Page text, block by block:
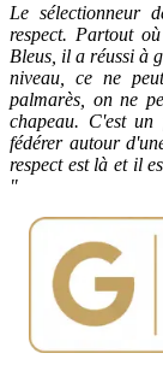
Le sélectionneur
respect. Partout
Bleus, il a réussi à
niveau, ce ne
palmarès, on ne
chapeau. C'est un
fédérer autour
respect est là et il
"